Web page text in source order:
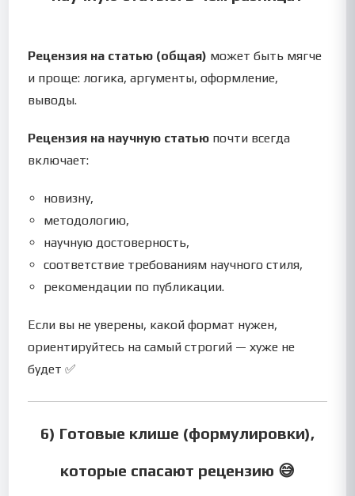
Рецензия на статью (общая) может быть мягче
и проще: логика, аргументы, оформление,
выводы.
Рецензия на научную статью почти всегда
включает:
новизну,
методологию,
научную достоверность,
соответствие требованиям научного стиля,
рекомендации по публикации.
Если вы не уверены, какой формат нужен,
ориентируйтесь на самый строгий — хуже не
будет ✅
6) Готовые клише (формулировки),
которые спасают рецензию 😅